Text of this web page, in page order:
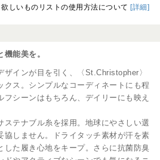
欲しいものリストの使用方法について [詳細]
能美を。
ザインが目を引く、〈St.Christopher〉
クス。シンプルなコーディネートにも程
フシーンはもちろん、デイリーにも映え
ステナブル糸を採用。地球にやさしい選
協しません。ドライタッチ素材が汗を素
した履き心地をキープ。さらに抗菌防臭